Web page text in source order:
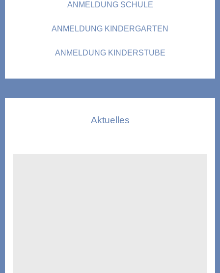
ANMELDUNG SCHULE
ANMELDUNG KINDERGARTEN
ANMELDUNG KINDERSTUBE
Aktuelles